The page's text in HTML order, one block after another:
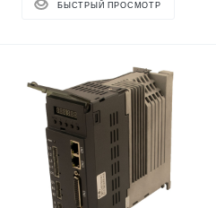
БЫСТРЫЙ ПРОСМОТР